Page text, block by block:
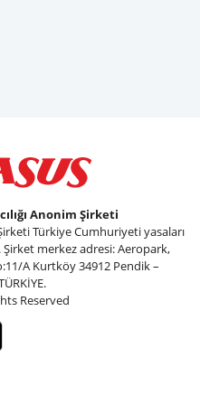
Anonim Şirketi
Türkiye Cumhuriyeti yasaları
merkez adresi: Aeropark,
A Kurtköy 34912 Pendik –
Reserved